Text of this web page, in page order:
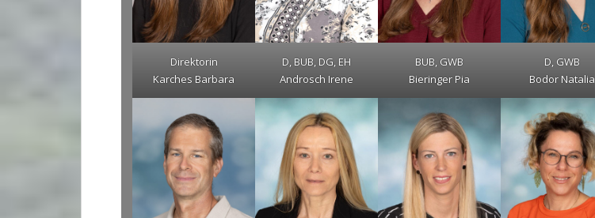
Direktorin
Karches Barbara
D, BUB, DG, EH
Androsch Irene
BUB, GWB
Bieringer Pia
D, GWB
Bodor Natalia